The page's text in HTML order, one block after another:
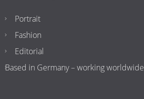
Portrait
Fashion
Editorial
Based in Germany – working worldwide